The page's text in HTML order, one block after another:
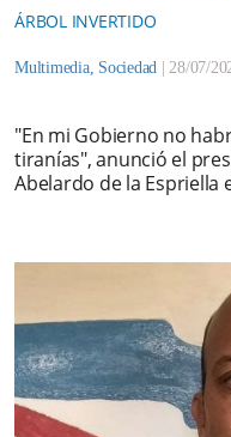
ÁRBOL INVERTIDO
Multimedia, Sociedad | 28/07/
"En mi Gobierno no
tiranías", anunció el
Abelardo de la Espriella